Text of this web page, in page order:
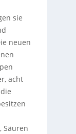
sie
neuen
acht
Säuren